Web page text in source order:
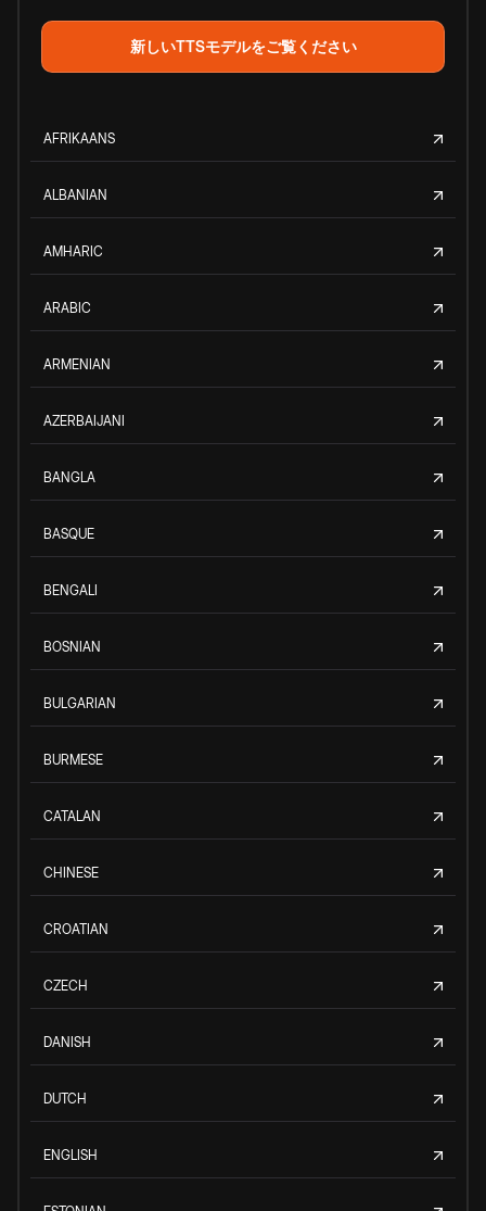
新しいTTSモデルをご覧ください
AFRIKAANS
ALBANIAN
AMHARIC
ARABIC
ARMENIAN
AZERBAIJANI
BANGLA
BASQUE
BENGALI
BOSNIAN
BULGARIAN
BURMESE
CATALAN
CHINESE
CROATIAN
CZECH
DANISH
DUTCH
ENGLISH